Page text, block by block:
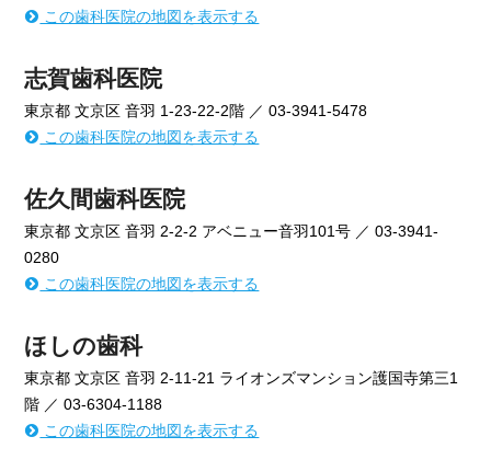
この歯科医院の地図を表示する
志賀歯科医院
東京都 文京区 音羽 1-23-22-2階 ／ 03-3941-5478
この歯科医院の地図を表示する
佐久間歯科医院
東京都 文京区 音羽 2-2-2 アベニュー音羽101号 ／ 03-3941-
0280
この歯科医院の地図を表示する
ほしの歯科
東京都 文京区 音羽 2-11-21 ライオンズマンション護国寺第三1
階 ／ 03-6304-1188
この歯科医院の地図を表示する